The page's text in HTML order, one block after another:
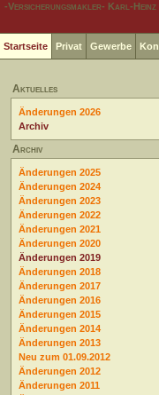
-Versicherungsmakler- Karl-Heinz
Startseite Privat Gewerbe
Aktuelles
Änderungen 2026
Archiv
Archiv
Änderungen 2025
Änderungen 2024
Änderungen 2023
Änderungen 2022
Änderungen 2021
Änderungen 2020
Änderungen 2019
Änderungen 2018
Änderungen 2017
Änderungen 2016
Änderungen 2015
Änderungen 2014
Änderungen 2013
Neu zum 01.09.2012
Änderungen 2012
Änderungen 2011